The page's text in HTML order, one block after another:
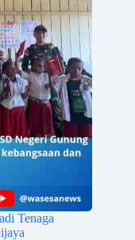
Tenaga